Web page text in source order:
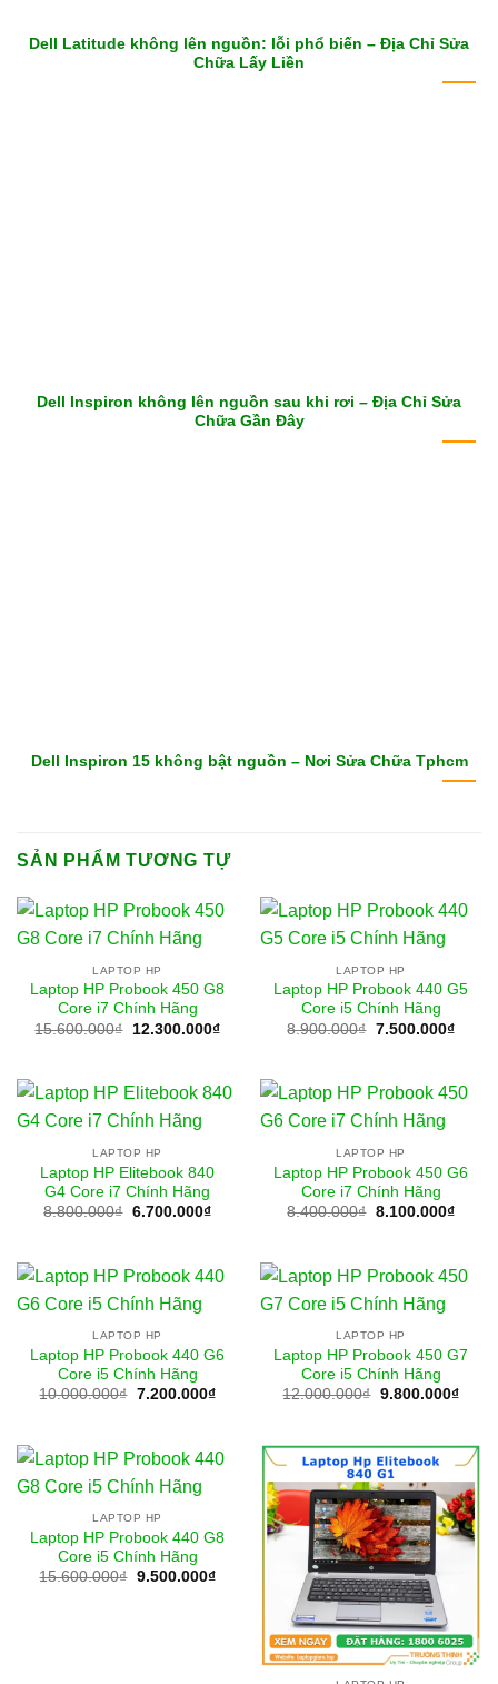
Dell Latitude không lên nguồn: lỗi phổ biến – Địa Chỉ Sửa
Chữa Lấy Liền
Dell Inspiron không lên nguồn sau khi rơi – Địa Chỉ Sửa
Chữa Gần Đây
Dell Inspiron 15 không bật nguồn – Nơi Sửa Chữa Tphcm
SẢN PHẨM TƯƠNG TỰ
LAPTOP HP
Laptop HP Probook 450 G8
Core i7 Chính Hãng
15.600.000₫
Giá
12.300.000₫Giá
12.300.000₫.
LAPTOP HP
Laptop HP Probook 440 G5
Core i5 Chính Hãng
8.900.000₫ Giá
7.500.000₫Giá
LAPTOP HP
Laptop HP Elitebook 840
G4 Core i7 Chính Hãng
8.800.000₫ Giá
6.700.000₫Giá
6.700.000₫.
LAPTOP HP
Laptop HP Probook 450 G6
Core i7 Chính Hãng
8.400.000₫ Giá
8.100.000₫Giá
LAPTOP HP
Laptop HP Probook 440 G6
Core i5 Chính Hãng
10.000.000₫ Giá
7.200.000₫Giá
7.200.000₫.
LAPTOP HP
Laptop HP Probook 450 G7
Core i5 Chính Hãng
12.000.000₫ Giá
9.800.000₫Giá
LAPTOP HP
Laptop HP Probook 440 G8
Core i5 Chính Hãng
15.600.000₫ Giá
9.500.000₫Giá
9.500.000₫.